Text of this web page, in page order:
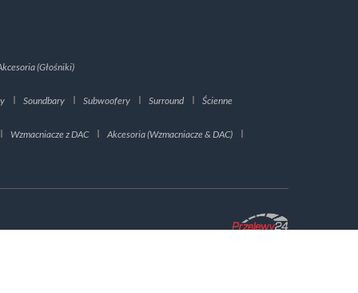
(Głośniki)
Soundbary Subwoofery Surround Ścienne
Wzmacniacze z DAC
Akcesoria (Wzmacniacze & DAC)